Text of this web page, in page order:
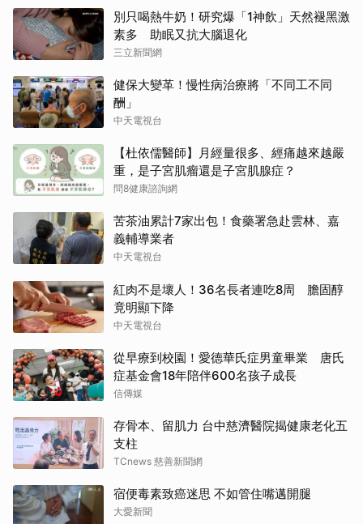
別只喝熱牛奶！研究爆「1神飲」天然褪黑激
素多 助眠又抗大腦退化
三立新聞網
健保大變革！慢性病治療將「不同工不同
酬」
中天電視台
【杜依儒醫師】月經量很多、經痛越來越嚴
重，是子宮肌瘤還是子宮肌腺症？
問8健康諮詢網
苦茶油累計7家出包！食藥署急赴雲林、嘉
義輔導業者
中天電視台
紅肉不是壞人！36名長者連吃8周 膽固醇
竟明顯下降
中天電視台
從早療到校園！愛德華氏症男童畢業 唐氏
症基金會18年陪伴600名孩子成長
信傳媒
存骨本、留肌力 台中慈濟醫院揭健康老化五
支柱
TCnews 慈善新聞網
宿便毒素致癌迷思 不如管住嘴邁開腿
大愛新聞